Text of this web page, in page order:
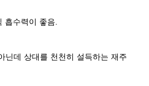
흡수력이 좋음.
닌데 상대를 천천히 설득하는 재주